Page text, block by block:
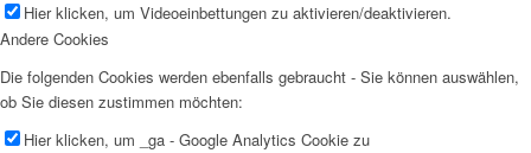
Hier klicken, um Videoeinbettungen zu aktivieren/deaktivieren.
Andere Cookies
Die folgenden Cookies werden ebenfalls gebraucht - Sie können auswählen,
ob Sie diesen zustimmen möchten:
Hier klicken, um _ga - Google Analytics Cookie zu